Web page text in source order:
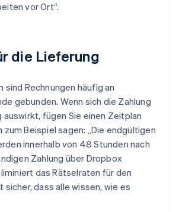
vor Ort“.
die Lieferung
sind Rechnungen häufig an
gebunden. Wenn sich die Zahlung
fügen Sie einen Zeitplan
zum Beispiel sagen: „Die endgültigen
innerhalb von 48 Stunden nach
Zahlung über Dropbox
das Rätselraten für den
sicher, dass alle wissen, wie es